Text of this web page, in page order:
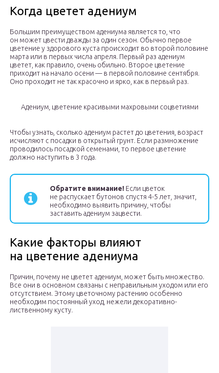
Когда цветет адениум
Большим преимуществом адениума является то, что
он может цвести дважды за один сезон. Обычно первое
цветение у здорового куста происходит во второй половине
марта или в первых числа апреля. Первый раз адениум
цветет, как правило, очень обильно. Второе цветение
приходит на начало осени — в первой половине сентября.
Оно проходит не так красочно и ярко, как в первый раз.
Адениум, цветение красивыми махровыми соцветиями
Чтобы узнать, сколько адениум растет до цветения, возраст
исчисляют с посадки в открытый грунт. Если размножение
проводилось посадкой семенами, то первое цветение
должно наступить в 3 года.
Обратите внимание! Если цветок
не распускает бутонов спустя 4-5 лет, значит,
необходимо выявить причину, чтобы
заставить адениум зацвести.
Какие факторы влияют
на цветение адениума
Причин, почему не цветет адениум, может быть множество.
Все они в основном связаны с неправильным уходом или его
отсутствием. Этому цветочному растению особенно
необходим постоянный уход, нежели декоративно-
лиственному кусту.